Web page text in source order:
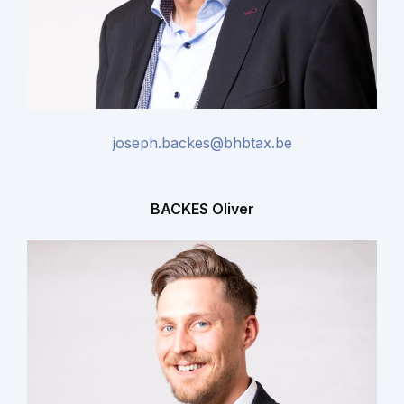
joseph.backes@bhbtax.be
BACKES Oliver